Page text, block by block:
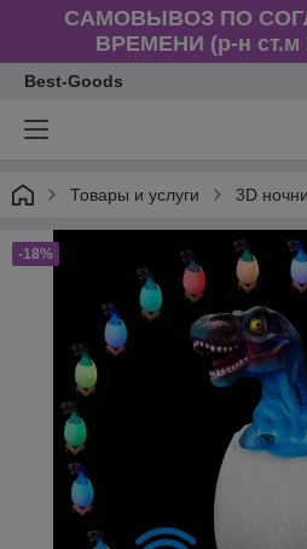
САМОВЫВОЗ ПО
ВРЕМЕНИ (р-н ст.м
Best-Goods
Товары и услуги 3D
-18%